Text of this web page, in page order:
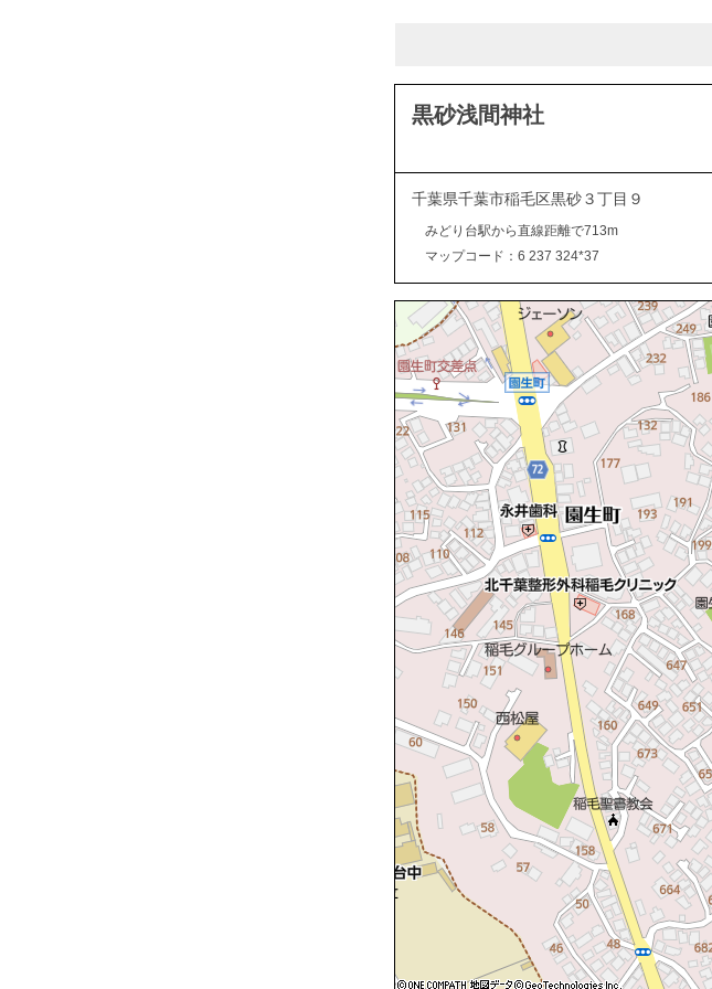
黒砂浅間神社
千葉県千葉市稲毛区黒砂３丁目９
みどり台駅から直線距離で713m
マップコード：6 237 324*37